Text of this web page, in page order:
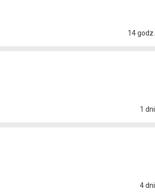
14 godz.
1 dni
4 dni